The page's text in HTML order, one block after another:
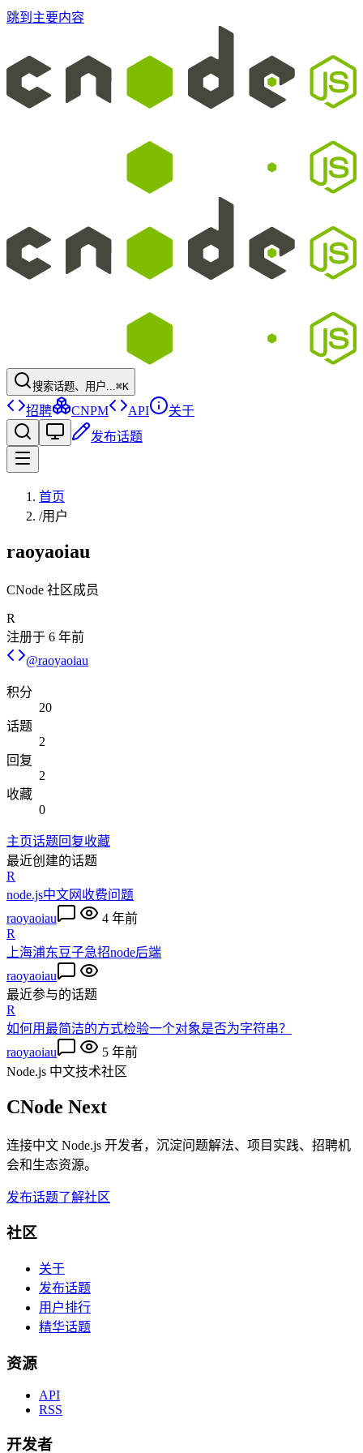
跳到主要内容
搜索话题、用户...⌘K
招聘 CNPM API
关于
发布话题
首页
/用户
raoyaoiau
CNode 社区成员
R
注册于 6 年前
@raoyaoiau
积分
20
话题
2
回复
2
收藏
0
主页话题回复收藏
最近创建的话题
R
node.js中文网收费问题
raoyaoiau
4 年前
R
上海浦东豆子急招node后端
raoyaoiau
最近参与的话题
R
如何用最简洁的方式检验一个对象是否为字符串？
raoyaoiau
5 年前
Node.js 中文技术社区
CNode Next
连接中文 Node.js 开发者，沉淀问题解法、项目实践、招聘机
会和生态资源。
发布话题了解社区
社区
关于
发布话题
用户排行
精华话题
资源
API
RSS
开发者